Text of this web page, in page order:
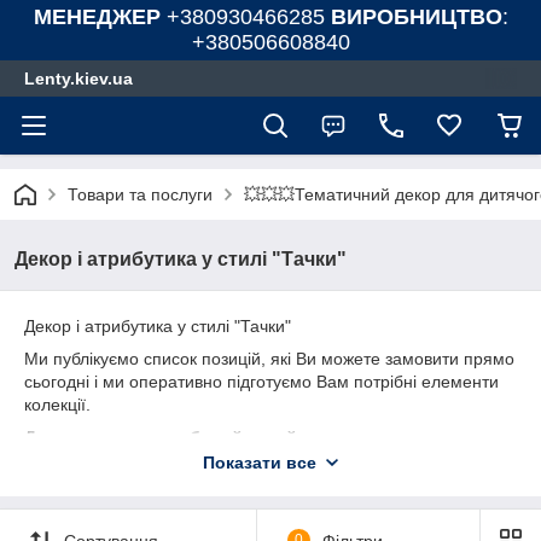
МЕНЕДЖЕР +380930466285 ВИРОБНИЦТВО:
+380506608840
Lenty.kiev.ua
Товари та послуги 💥💥💥Тематичний декор для
Декор і атрибутика у стилі "Тачки"
Декор і атрибутика у стилі "Тачки"
Ми публікуємо список позицій, які Ви можете замовити прямо
сьогодні і ми оперативно підготуємо Вам потрібні елементи
колекції.
Для замовлення вибирайте цей товар в замовлення, а в
коментарі пропишіть порядкові номери потрібних
Оскільки мінімальна сума замовлення на сайті становить 200
Показати все